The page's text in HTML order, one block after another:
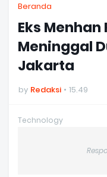
Beranda
Eks
Meninggal
Jakarta
by Redaksi 15.49
Technology